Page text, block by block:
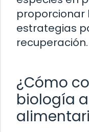
proporcionar
estrategias
recuperación.
¿Cómo
biología